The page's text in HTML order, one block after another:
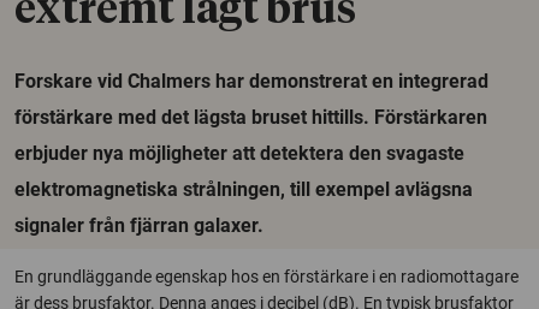
extremt lågt brus
Forskare vid Chalmers har demonstrerat en integrerad
förstärkare med det lägsta bruset hittills. Förstärkaren
erbjuder nya möjligheter att detektera den svagaste
elektromagnetiska strålningen, till exempel avlägsna
signaler från fjärran galaxer.
En grundläggande egenskap hos en förstärkare i en radiomottagare
är dess brusfaktor. Denna anges i decibel (dB). En typisk brusfaktor